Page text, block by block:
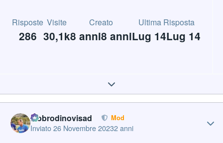
Risposte
286
Visite
30,1k
Creato
8 anni8 anni
Ultima Risposta
Lug 14Lug 14
Expand topic overview
labbrodinovisad Mod
Inviato26 Novembre 20232 anni